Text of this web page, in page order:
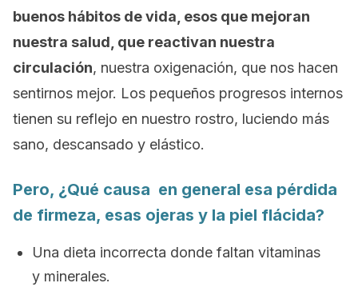
buenos hábitos de vida, esos que mejoran
nuestra salud, que reactivan nuestra
circulación, nuestra oxigenación, que nos hacen
sentirnos mejor. Los pequeños progresos internos
tienen su reflejo en nuestro rostro, luciendo más
sano, descansado y elástico.
Pero, ¿Qué causa en general esa pérdida
de firmeza, esas ojeras y la piel flácida?
Una dieta incorrecta donde faltan vitaminas
y minerales.